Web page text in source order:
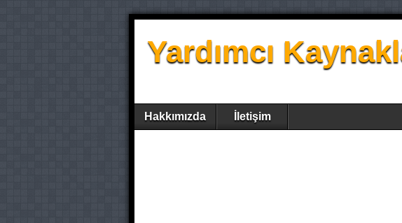
Yardımcı
Hakkımızda İletişim